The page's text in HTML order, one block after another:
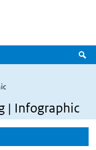
| Infographic